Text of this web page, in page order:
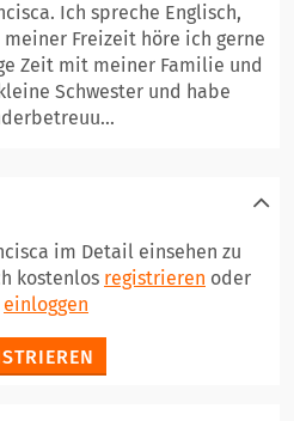
Ich spreche Englisch,
Freizeit höre ich gerne
Zeit mit meiner Familie und
Schwester und habe
im Detail einsehen zu
kostenlos registrieren oder
einloggen